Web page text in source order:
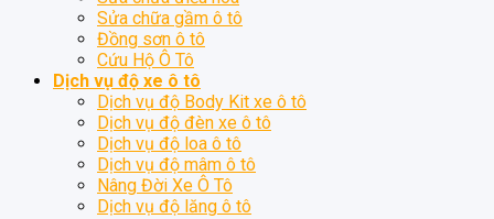
Sửa chữa gầm ô tô
Đồng sơn ô tô
Cứu Hộ Ô Tô
Dịch vụ độ xe ô tô
Dịch vụ độ Body Kit xe ô tô
Dịch vụ độ đèn xe ô tô
Dịch vụ độ loa ô tô
Dịch vụ độ mâm ô tô
Nâng Đời Xe Ô Tô
Dịch vụ độ lăng ô tô